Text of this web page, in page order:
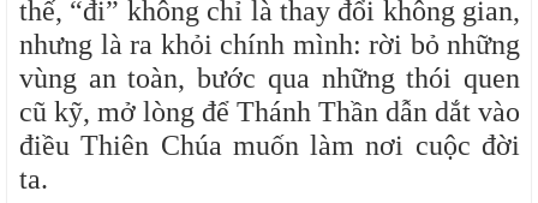
thế, “đi” không chỉ là thay đổi không gian,
nhưng là ra khỏi chính mình: rời bỏ những
vùng an toàn, bước qua những thói quen
cũ kỹ, mở lòng để Thánh Thần dẫn dắt vào
điều Thiên Chúa muốn làm nơi cuộc đời
ta.